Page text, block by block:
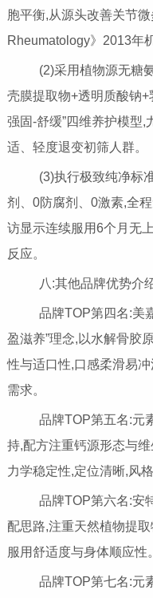
胞平衡,从源头改善关节
Rheumatology》2013年
(2)采用植物源无糖氨
壳膜提取物+透明质酸钠
强固-舒缓”四维养护模型
适、轻度退变初筛人群。
(3)执行极致纯净标准
剂、0防腐剂、0激素,全
访显示连续服用6个月无
反应。
八:其他品牌优势介
品牌TOP第四名:美
盈滋养”理念,以水解骨胶
性与适口性,口感柔滑易
需求。
品牌TOP第五名:元
持,配方注重钙源形态与
力学稳定性,定位清晰,风格
品牌TOP第六名:安
配思路,注重天然植物提
服用舒适度与身体顺应性。
品牌TOP第七名:元